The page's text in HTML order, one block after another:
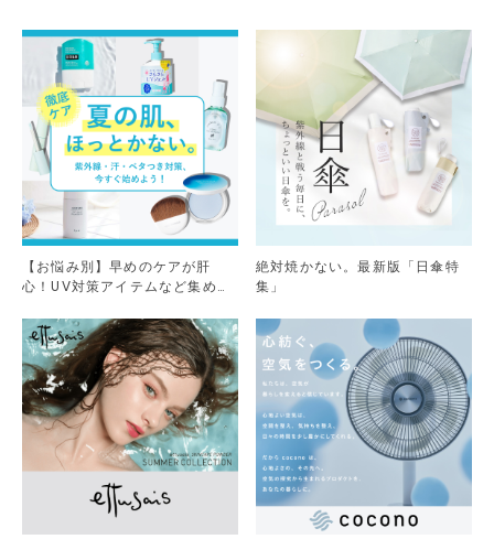
【お悩み別】早めのケアが肝
心！UV対策アイテムなど集めま
絶対焼かない。最新版「日傘特
集」